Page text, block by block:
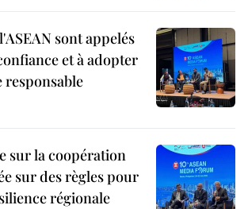
sont appelés
et à adopter
responsable
sur la coopération
sur des règles pour
régionale